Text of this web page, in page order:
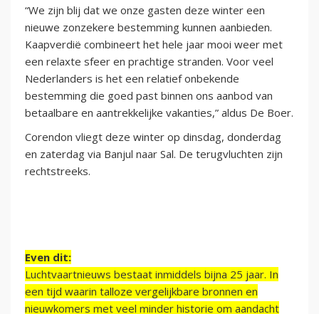
“We zijn blij dat we onze gasten deze winter een
nieuwe zonzekere bestemming kunnen aanbieden.
Kaapverdië combineert het hele jaar mooi weer met
een relaxte sfeer en prachtige stranden. Voor veel
Nederlanders is het een relatief onbekende
bestemming die goed past binnen ons aanbod van
betaalbare en aantrekkelijke vakanties,” aldus De Boer.
Corendon vliegt deze winter op dinsdag, donderdag
en zaterdag via Banjul naar Sal. De terugvluchten zijn
rechtstreeks.
Even dit:
Luchtvaartnieuws bestaat inmiddels bijna 25 jaar. In
een tijd waarin talloze vergelijkbare bronnen en
nieuwkomers met veel minder historie om aandacht